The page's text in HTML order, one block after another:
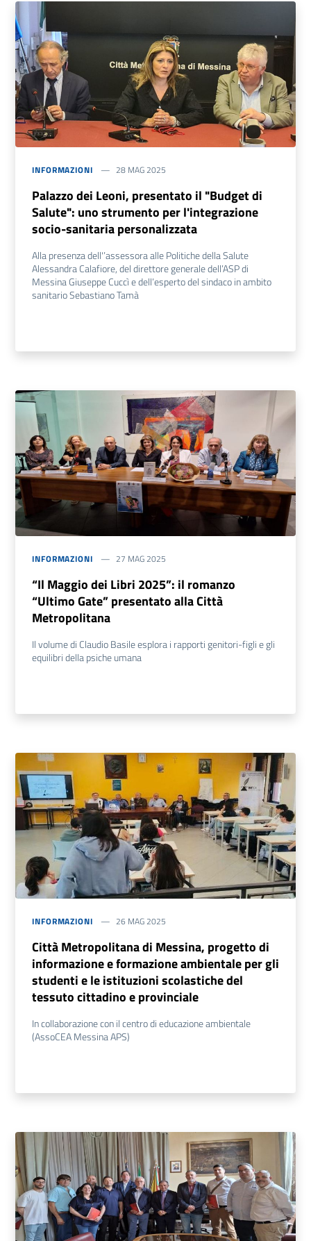
INFORMAZIONI 28 MAG 2025
Palazzo dei Leoni, presentato il "Budget di
Salute": uno strumento per l'integrazione
socio-sanitaria personalizzata
Alla presenza dell'’assessora alle Politiche della Salute
Alessandra Calafiore, del direttore generale dell’ASP di
Messina Giuseppe Cuccì e dell’esperto del sindaco in ambito
sanitario Sebastiano Tamà
INFORMAZIONI 27 MAG 2025
“Il Maggio dei Libri 2025”: il romanzo
“Ultimo Gate” presentato alla Città
Metropolitana
Il volume di Claudio Basile esplora i rapporti genitori-figli e gli
equilibri della psiche umana
INFORMAZIONI 26 MAG 2025
Città Metropolitana di Messina, progetto di
informazione e formazione ambientale per gli
studenti e le istituzioni scolastiche del
tessuto cittadino e provinciale
In collaborazione con il centro di educazione ambientale
(AssoCEA Messina APS)